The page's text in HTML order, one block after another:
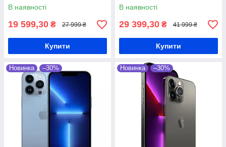
В наявності
19 599,30 ₴ 27 999 ₴
Купити
В наявності
29 399,30 ₴ 41 999 ₴
Купити
Новинка –30% Новинка –30%